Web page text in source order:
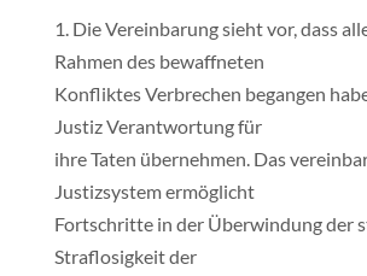
1. Die Vereinbarung sieht vor, dass
Rahmen des bewaffneten
Konfliktes Verbrechen begangen
Justiz Verantwortung für
ihre Taten übernehmen. Das
Justizsystem ermöglicht
Fortschritte in der Überwindung der
Straflosigkeit der